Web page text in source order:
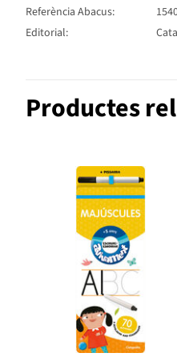
Referència Abacus:
Editorial:
Productes